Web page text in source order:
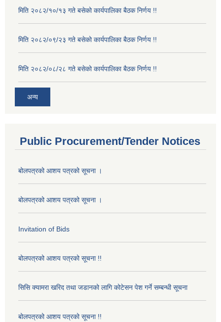
मिति २०८२/१०/१३ गते बसेको कार्यपालिका बैठक निर्णय !!
मिति २०८२/०९/२३ गते बसेको कार्यपालिका बैठक निर्णय !!
मिति २०८२/०८/२८ गते बसेको कार्यपालिका बैठक निर्णय !!
अन्य
Public Procurement/Tender Notices
बोलपत्रको आशय पत्रको सूचना ।
बोलपत्रको आशय पत्रको सूचना ।
Invitation of Bids
बोलपत्रको आशय पत्रको सूचना !!
सिसि क्यामरा खरिद तथा जडानको लागि कोटेसन पेश गर्ने सम्बन्धी सूचना
बोलपत्रको आशय पत्रको सूचना !!